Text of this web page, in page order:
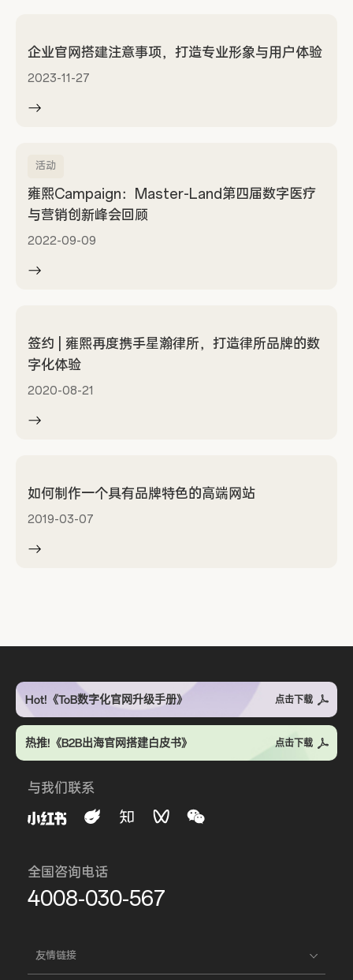
企业官网搭建注意事项，打造专业形象与用户体验
2023-11-27
活动
雍熙Campaign：Master-Land第四届数字医疗
与营销创新峰会回顾
2022-09-09
签约 | 雍熙再度携手星瀚律所，打造律所品牌的数
字化体验
2020-08-21
如何制作一个具有品牌特色的高端网站
2019-03-07
Hot!《ToB数字化官网升级手册》 点击下载
热推!《B2B出海官网搭建白皮书》 点击下载
与我们联系
全国咨询电话
4008-030-567
友情链接